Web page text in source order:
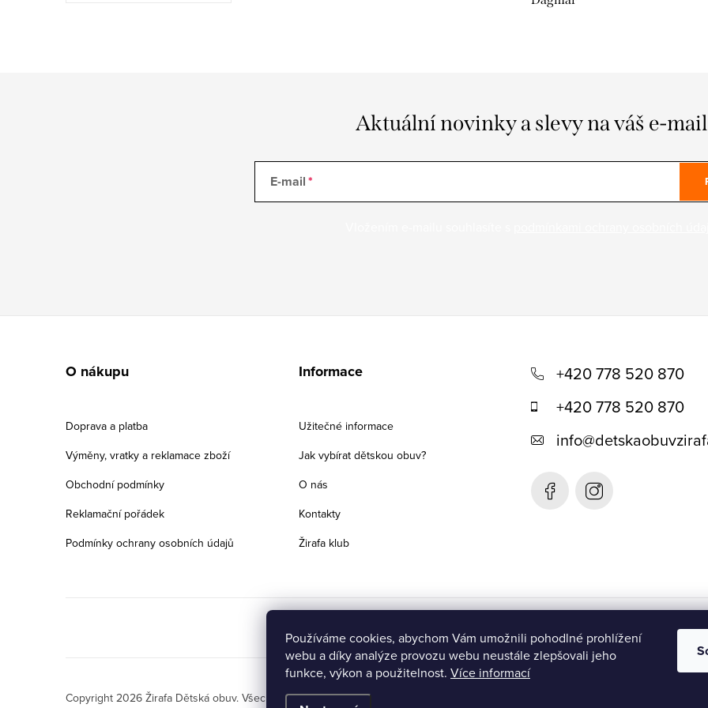
Používáme cookies, abychom Vám umožnili pohodlné prohlížení
webu a díky analýze provozu webu neustále zlepšovali jeho
funkce, výkon a použitelnost. Více informací
Aktuální novinky a slevy na váš e-mail
E-mail
O nákupu
Doprava a platba
Výměny, vratky a reklamace zboží
Obchodní podmínky
Reklamační pořádek
Podmínky ochrany osobních údajů
Informace
Užitečné informace
Jak vybírat dětskou obuv?
O nás
Kontakty
Žirafa klub
+420 778 520 870
+420 778 520 870
info@
Copyright 2026 Žirafa Dětská obuv. Všechna práva vyhrazena.